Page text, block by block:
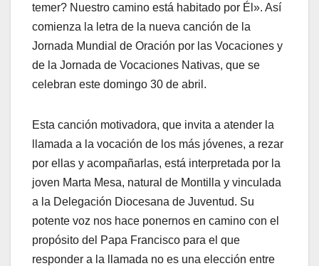
temer? Nuestro camino está habitado por Él». Así
comienza la letra de la nueva canción de la
Jornada Mundial de Oración por las Vocaciones y
de la Jornada de Vocaciones Nativas, que se
celebran este domingo 30 de abril.
Esta canción motivadora, que invita a atender la
llamada a la vocación de los más jóvenes, a rezar
por ellas y acompañarlas, está interpretada por la
joven Marta Mesa, natural de Montilla y vinculada
a la Delegación Diocesana de Juventud. Su
potente voz nos hace ponernos en camino con el
propósito del Papa Francisco para el que
responder a la llamada no es una elección entre